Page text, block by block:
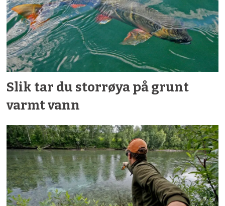
Slik tar du storrøya på grunt
varmt vann